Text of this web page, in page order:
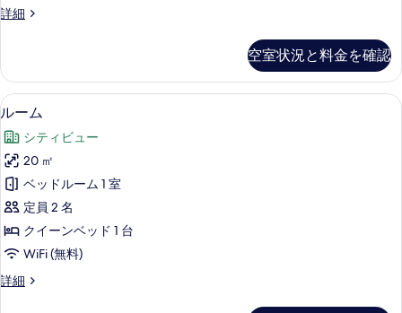
真
示
す
る
べ
の
写
真
を
表
示
す
る
詳細
ダ
ー
ム
の
細
空室状況と料金を確認
ル
ー
ム
の
す
べ
て
写
ルーム | ミニバー (無料)、セーフテ
5
ルーム
シティビュー
20 ㎡
ベッドルーム 1 室
定員 2 名
クイーンベッド 1 台
WiFi (無料)
詳細
ル